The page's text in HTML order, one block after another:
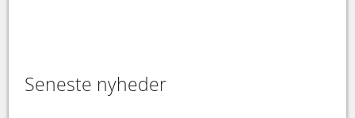
Seneste nyheder